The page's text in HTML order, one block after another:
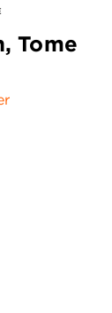
Tome